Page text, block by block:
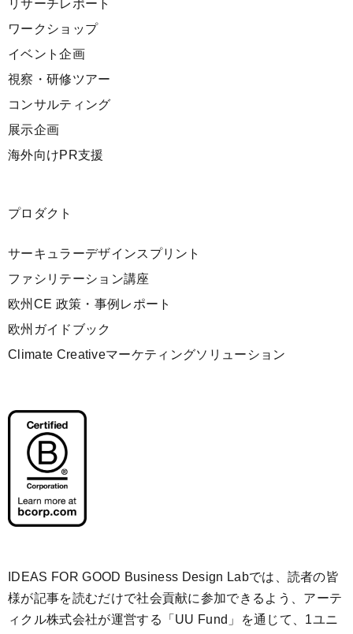
リサーチレポート
ワークショップ
イベント企画
視察・研修ツアー
コンサルティング
展示企画
海外向けPR支援
プロダクト
サーキュラーデザインスプリント
ファシリテーション講座
欧州CE 政策・事例レポート
欧州ガイドブック
Climate Creativeマーケティングソリューション
IDEAS FOR GOOD Business Design Labでは、読者の皆
様が記事を読むだけで社会貢献に参加できるよう、アーテ
ィクル株式会社が運営する「 UU Fund 」を通じて、1ユニ